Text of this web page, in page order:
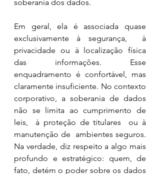
soberania dos dados.
Em geral, ela é associada quase
exclusivamente à segurança,  à
privacidade ou à localização física
das informações. Esse
enquadramento é confortável, mas
claramente insuficiente. No contexto
corporativo, a soberania de dados
não se limita ao cumprimento de
leis,  à proteção de titulares  ou à
manutenção de  ambientes seguros.
Na verdade, diz respeito a algo mais
profundo e estratégico: quem, de
fato, detém o poder sobre os dados